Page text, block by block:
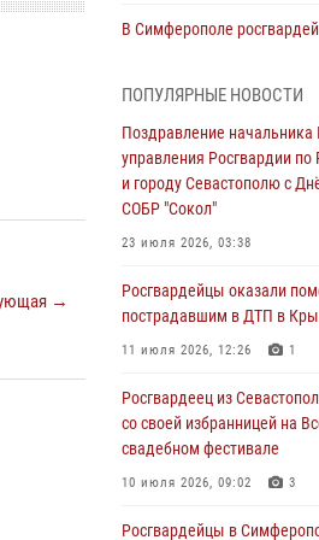
→
В Симферополе
Росгвардейцы оперативно
нарушителя на
Севастополе
30 июля 2026, 12:13
Росгвардейцы Севастополя
противоправные действия
объекте
Росгвардейцы Крыма и
отметили День Крещения
28 июля 2026, 14:18 4
В Симферополе
ПОПУЛЯРНЫЕ НОВОСТИ
Поздравление начальника
управления Росгвардии
и городу Севастополю с
СОБР "Сокол"
23 июля 2026, 03:38
Росгвардейцы оказали
пострадавшим в ДТП в
11 июля 2026, 12:26 1
Росгвардеец из
со своей избранницей на
свадебном фестивале
10 июля 2026, 09:02 3
Росгвардейцы в